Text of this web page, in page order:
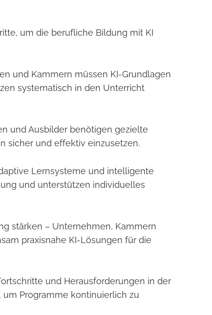
um die berufliche Bildung mit KI
und Kammern müssen KI-Grundlagen
systematisch in den Unterricht
und Ausbilder benötigen gezielte
sicher und effektiv einzusetzen.
Lernsysteme und intelligente
und unterstützen individuelles
stärken – Unternehmen, Kammern
praxisnahe KI-Lösungen für die
und Herausforderungen in der
Programme kontinuierlich zu